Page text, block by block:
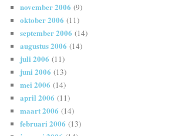
november 2006 (9)
oktober 2006 (11)
september 2006 (14)
augustus 2006 (14)
juli 2006 (11)
juni 2006 (13)
mei 2006 (14)
april 2006 (11)
maart 2006 (14)
februari 2006 (13)